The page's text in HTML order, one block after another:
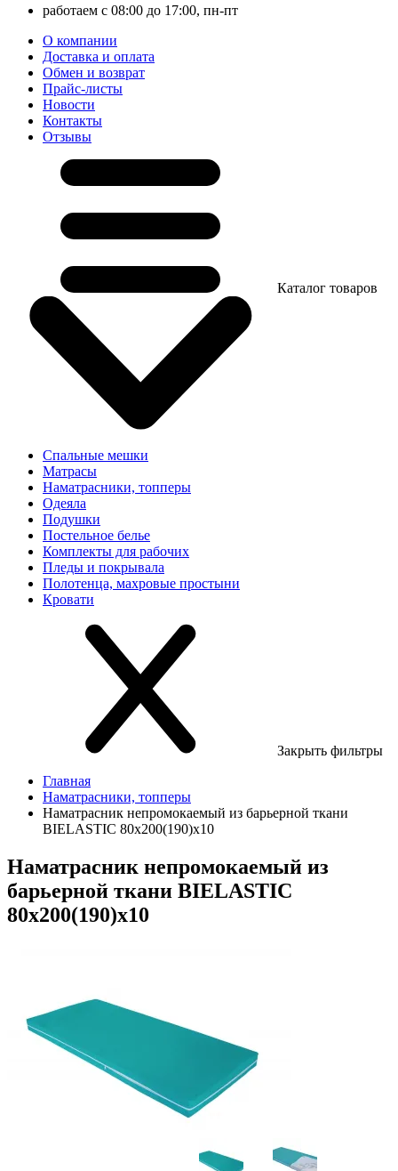
работаем с 08:00 до 17:00, пн-пт
О компании
Доставка и оплата
Обмен и возврат
Прайс-листы
Новости
Контакты
Отзывы
Каталог товаров
Спальные мешки
Матрасы
Наматрасники, топперы
Одеяла
Подушки
Постельное белье
Комплекты для рабочих
Пледы и покрывала
Полотенца, махровые простыни
Кровати
Закрыть фильтры
Главная
Наматрасники, топперы
Наматрасник непромокаемый из барьерной ткани
BIELASTIC 80х200(190)х10
Наматрасник непромокаемый из
барьерной ткани BIELASTIC
80х200(190)х10